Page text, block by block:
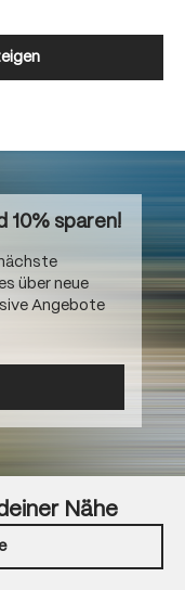
10% sparen!
über neue
Angebote
Nähe